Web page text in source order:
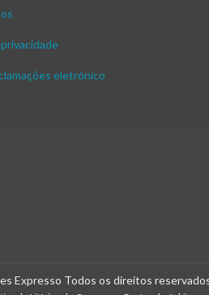
eletrónico
Expresso Todos os direitos